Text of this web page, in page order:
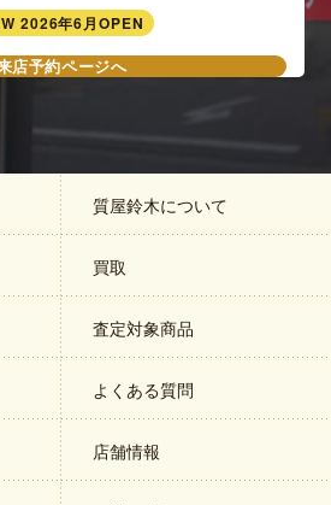
2026年6月OPEN
店予約ページへ
質屋鈴木について
買取
査定対象商品
よくある質問
店舗情報